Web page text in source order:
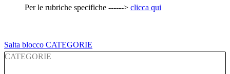
Per le rubriche specifiche ------> clicca qui
Salta blocco CATEGORIE
CATEGORIE